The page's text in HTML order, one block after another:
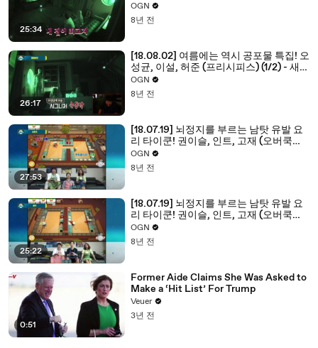
25:34
OGN
8년 전
26:17
[18.08.02] 여름에는 역시 공포물 특집! 오
성균, 이설, 허준 (프리시피스) (1/2) - 새벽
에서 황혼까지 2018 1화
OGN
8년 전
27:53
[18.07.19] 뇌정지를 부르는 남탓 유발 요
리 타이쿤! 권이슬, 인트, 고재 (오버쿡드)
1부 - 켠김에 왕까지 2018 9화
OGN
8년 전
25:22
[18.07.19] 뇌정지를 부르는 남탓 유발 요
리 타이쿤! 권이슬, 인트, 고재 (오버쿡드)
2부 - 켠김에 왕까지 2018 9화
OGN
8년 전
0:51
Former Aide Claims She Was Asked to
Make a ‘Hit List’ For Trump
Veuer
3년 전